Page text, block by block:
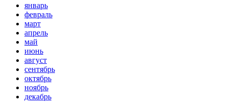
январь
февраль
март
апрель
май
июнь
август
сентябрь
октябрь
ноябрь
декабрь